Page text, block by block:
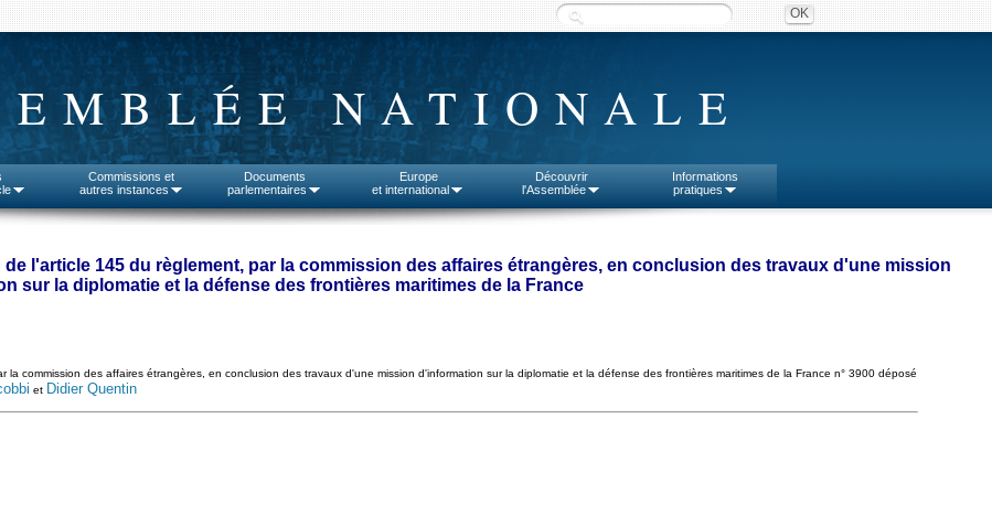
NATIONALE
Commissions et
autres instances
Documents
parlementaires
Europe
et international
Découvrir
l'Assemblée
Informations
pratiques
l'article 145 du règlement, par la commission des affaires étrangères, en conclusion des travaux d'une mission
sur la diplomatie et la défense des frontières maritimes de la France
commission des affaires étrangères, en conclusion des travaux d'une mission d'information sur la diplomatie et la défense des frontières maritimes de la France n° 3900 déposé
et Didier Quentin